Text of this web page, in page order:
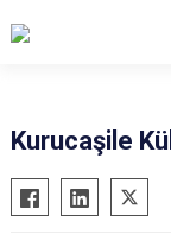
Kurucaşile